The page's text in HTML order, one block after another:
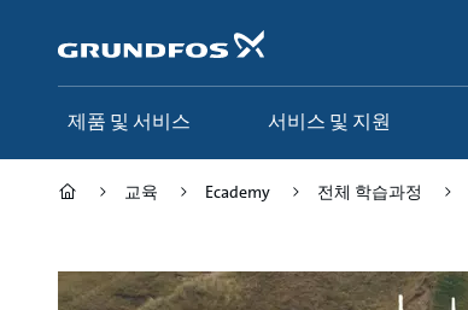
로
제품 및 서비스 서비스 및 지원
교육 Ecademy 전체 학습과정